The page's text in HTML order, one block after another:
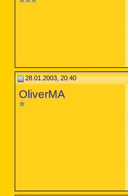
28.01.2003, 20:40
OliverMA